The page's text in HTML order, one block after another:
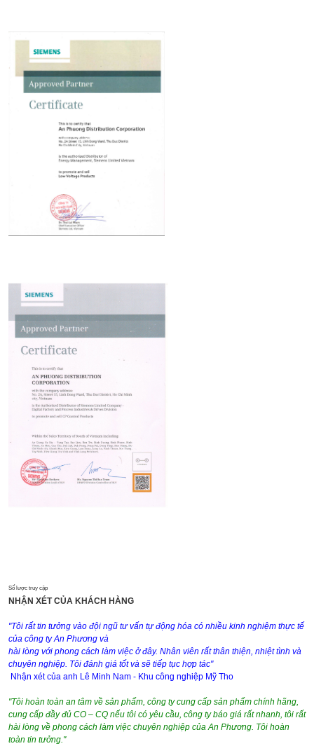
Số lược truy cập
NHẬN XÉT CỦA KHÁCH HÀNG
"Tôi rất tin tưởng vào đội ngũ tư vấn tự động hóa có nhiều kinh nghiệm thực tế
của công ty An Phương và
hài lòng với phong cách làm việc ở đây. Nhân viên rất thân thiện, nhiệt tình và
chuyên nghiệp. Tôi đánh giá tốt và sẽ tiếp tục hợp tác"
Nhận xét của anh Lê Minh Nam - Khu công nghiệp Mỹ Tho
"Tôi hoàn toàn an tâm về sản phẩm, công ty cung cấp sản phẩm chính hãng,
cung cấp đầy đủ CO – CQ nếu tôi có yêu cầu, công ty báo giá rất nhanh, tôi rất
hài lòng về phong cách làm việc chuyên nghiệp của An Phương. Tôi hoàn
toàn tin tưởng."